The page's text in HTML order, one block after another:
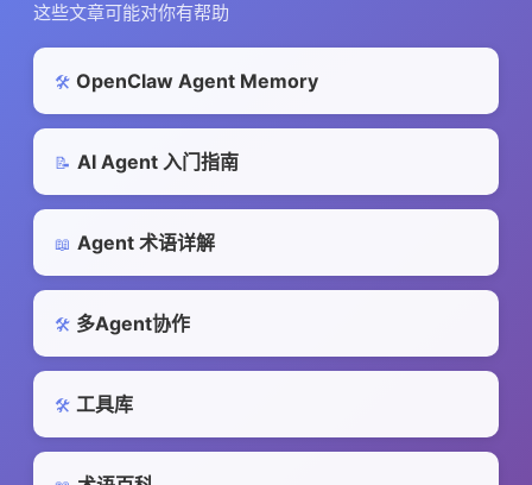
这些文章可能对你有帮助
🛠️ OpenClaw Agent Memory
📝 AI Agent 入门指南
📖 Agent 术语详解
🛠️ 多Agent协作
🛠️ 工具库